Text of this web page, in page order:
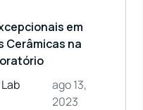
em
Cerâmicas na
ago 13,
2023